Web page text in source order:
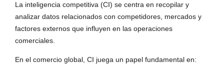
La inteligencia competitiva (CI) se centra en recopilar y
analizar datos relacionados con competidores, mercados y
factores externos que influyen en las operaciones
comerciales.
En el comercio global, CI juega un papel fundamental en: